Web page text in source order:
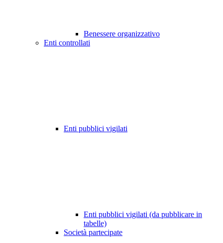
Benessere organizzativo
Enti controllati
Enti pubblici vigilati
Enti pubblici vigilati (da pubblicare in
tabelle)
Società partecipate